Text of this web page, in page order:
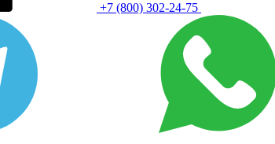
+7 (800) 302-24-75